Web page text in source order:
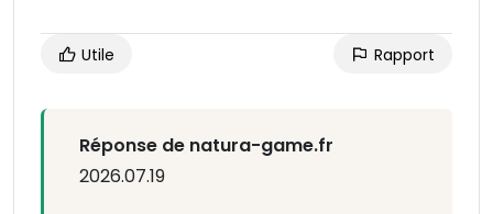
Utile Rapport
Réponse de natura-game.fr
2026.07.19